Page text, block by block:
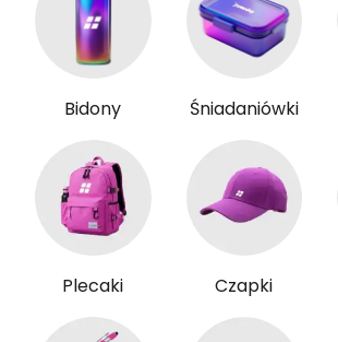
Bidony Śniadaniówki
Plecaki Czapki